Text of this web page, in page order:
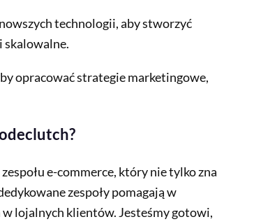
technologii, aby stworzyć
skalowalne.
opracować strategie marketingowe,
e-commerce, który nie tylko zna
zespoły pomagają w
lojalnych klientów. Jesteśmy gotowi,